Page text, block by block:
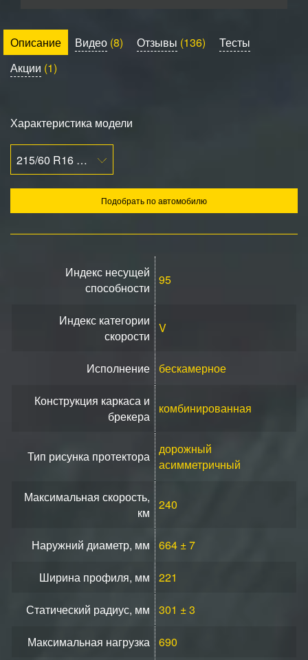
Описание Видео (8) Отзывы (136)
Тесты
Акции (1)
Характеристика модели
215/60 R16 95V
Подобрать по автомобилю
Индекс несущей
способности
95
Индекс категории
скорости
V
Исполнение бескамерное
Конструкция каркаса и
брекера
комбинированная
Тип рисунка протектора дорожный
асимметричный
Максимальная скорость,
км
240
Наружний диаметр, мм 664 ± 7
Ширина профиля, мм 221
Статический радиус, мм 301 ± 3
Максимальная нагрузка 690